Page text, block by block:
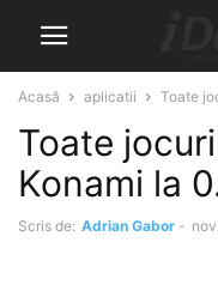
Acasă aplicatii Toate
Toate
Konami la
Scris de: Adrian Gabor -